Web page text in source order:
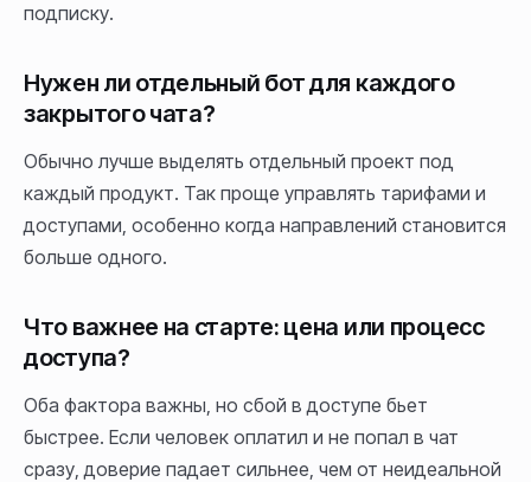
подписку.
Нужен ли отдельный бот для каждого
закрытого чата?
Обычно лучше выделять отдельный проект под
каждый продукт. Так проще управлять тарифами и
доступами, особенно когда направлений становится
больше одного.
Что важнее на старте: цена или процесс
доступа?
Оба фактора важны, но сбой в доступе бьет
быстрее. Если человек оплатил и не попал в чат
сразу, доверие падает сильнее, чем от неидеальной